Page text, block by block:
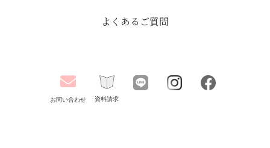
よくあるご質問
お問い合わせ 資料請求